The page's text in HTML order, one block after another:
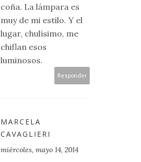
coña. La lámpara es
muy de mi estilo. Y el
lugar, chulísimo, me
chiflan esos
luminosos.
Responder
MARCELA
CAVAGLIERI
miércoles, mayo 14, 2014